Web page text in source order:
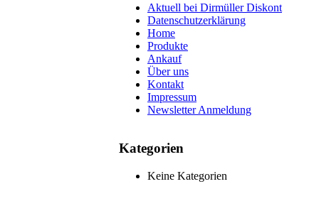
Aktuell bei Dirmüller Diskont
Datenschutzerklärung
Home
Produkte
Ankauf
Über uns
Kontakt
Impressum
Newsletter Anmeldung
Kategorien
Keine Kategorien